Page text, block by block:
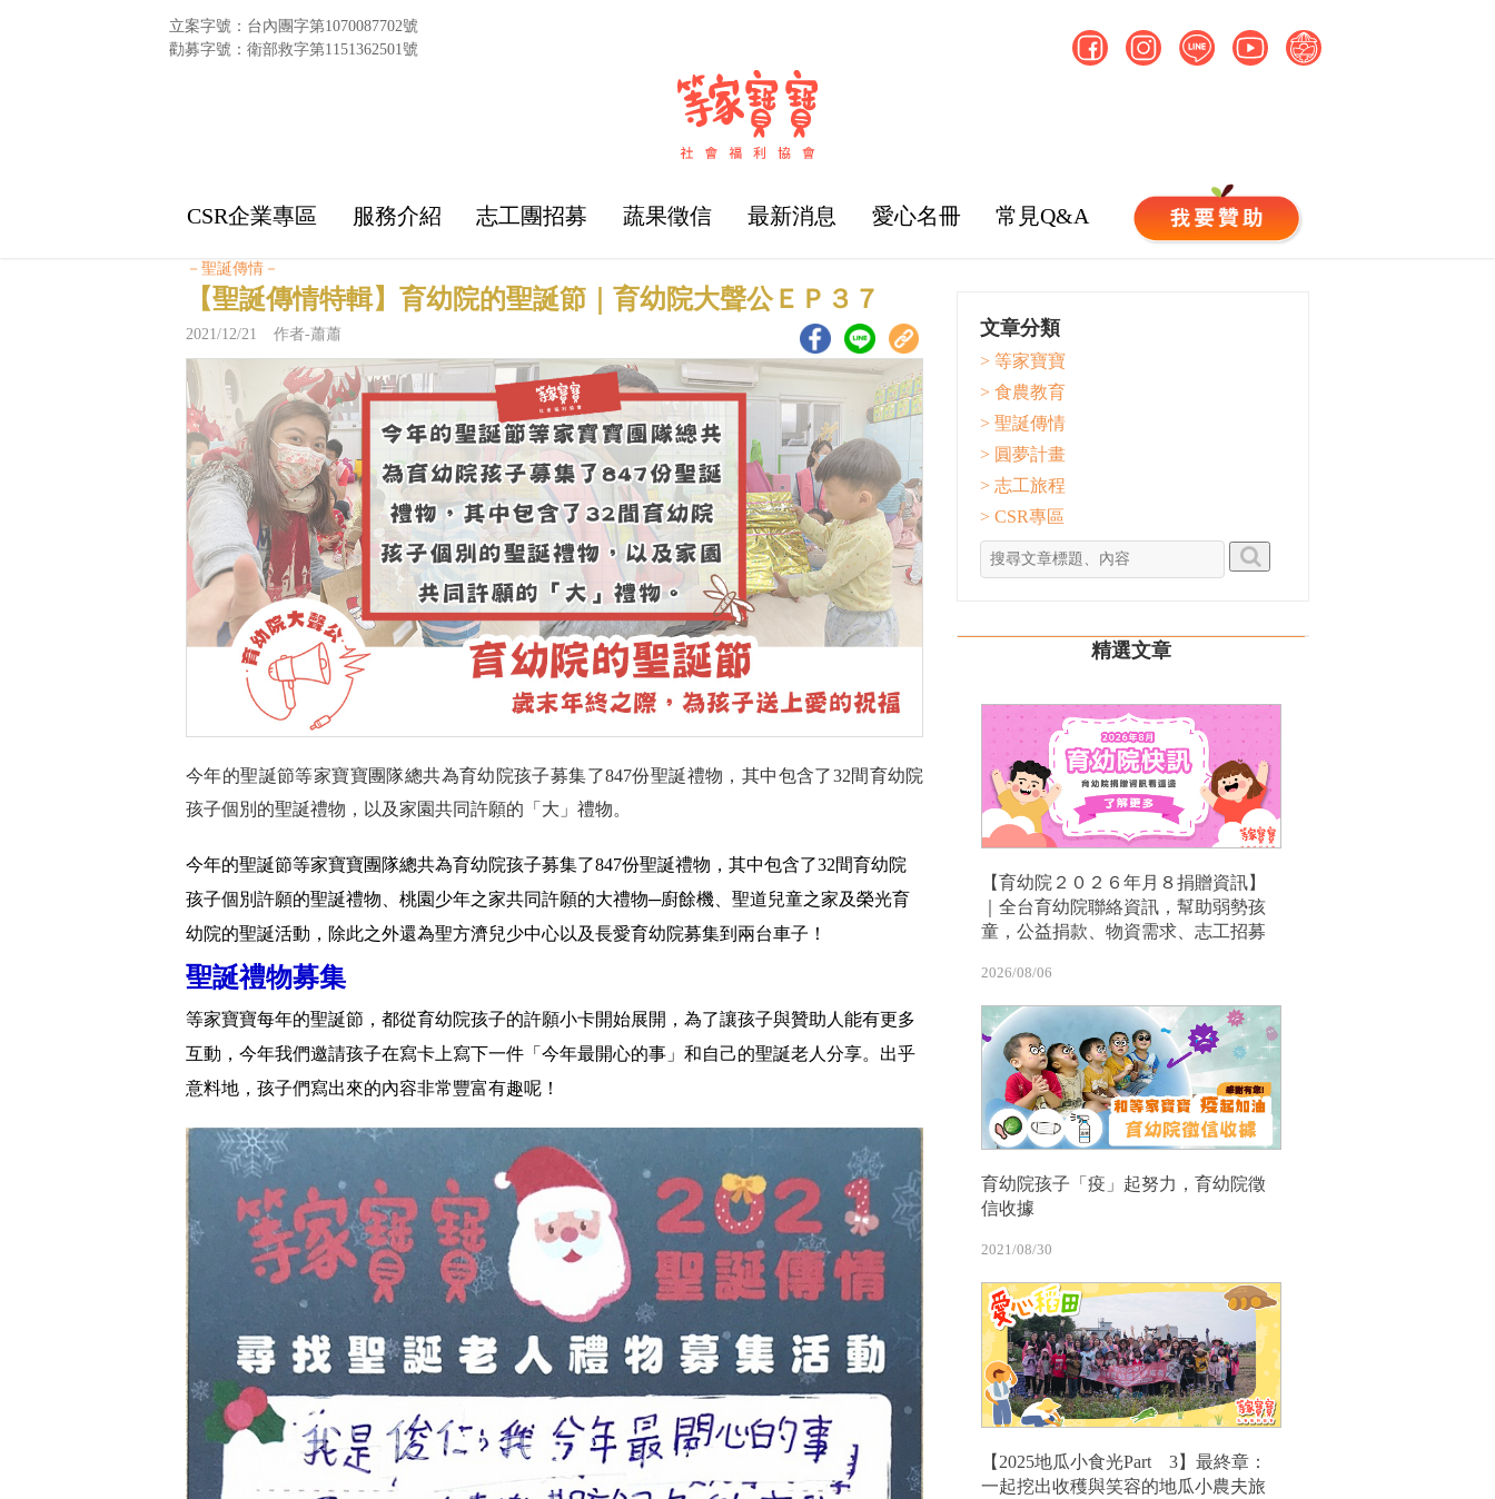
立案字號：台內團字第1070087702號
勸募字號：衛部救字第1151362501號
CSR企業專區 服務介紹 志工團招募 蔬果徵信 最新消息 愛心名冊 常見Q&A
－聖誕傳情－
【聖誕傳情特輯】育幼院的聖誕節｜育幼院大聲公ＥＰ３７
2021/12/21 作者-蕭蕭
今年的聖誕節等家寶寶團隊總共為育幼院孩子募集了847份聖誕禮物，其中包含了32間育幼院
孩子個別的聖誕禮物，以及家園共同許願的「大」禮物。
今年的聖誕節等家寶寶團隊總共為育幼院孩子募集了847份聖誕禮物，其中包含了32間育幼院
孩子個別許願的聖誕禮物、桃園少年之家共同許願的大禮物─廚餘機、聖道兒童之家及榮光育
幼院的聖誕活動，除此之外還為聖方濟兒少中心以及長愛育幼院募集到兩台車子！
聖誕禮物募集
等家寶寶每年的聖誕節，都從育幼院孩子的許願小卡開始展開，為了讓孩子與贊助人能有更多
互動，今年我們邀請孩子在寫卡上寫下一件「今年最開心的事」和自己的聖誕老人分享。出乎
意料地，孩子們寫出來的內容非常豐富有趣呢！
文章分類
> 等家寶寶
> 食農教育
> 聖誕傳情
> 圓夢計畫
> 志工旅程
> CSR專區
精選文章
【育幼院２０２６年月８捐贈資訊】
｜全台育幼院聯絡資訊，幫助弱勢孩
童，公益捐款、物資需求、志工招募
2026/08/06
育幼院孩子「疫」起努力，育幼院徵
信收據
2021/08/30
【2025地瓜小食光Part 3】最終章：
一起挖出收穫與笑容的地瓜小農夫旅